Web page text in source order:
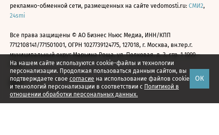
На нашем сайте используются cookie-файлы и технологии
персонализации. Продолжая пользоваться данным сайтом, вы
подтверждаете свое согласие на использование файлов cookie
и технологий персонализации в соответствии с Политикой в
отношении обработки персональных данных.
ОК
рекламно-обменной сети, размещенных на сайте vedomosti.ru: СМИ2,
24smi
Все права защищены © АО Бизнес Ньюс Медиа, ИНН/КПП
7712108141/771501001, ОГРН 1027739124775, 127018, г. Москва, вн.тер.г.
муниципальный округ Марьина Роща, ул. Полковая, д. 3, стр. 1 1999—
2026